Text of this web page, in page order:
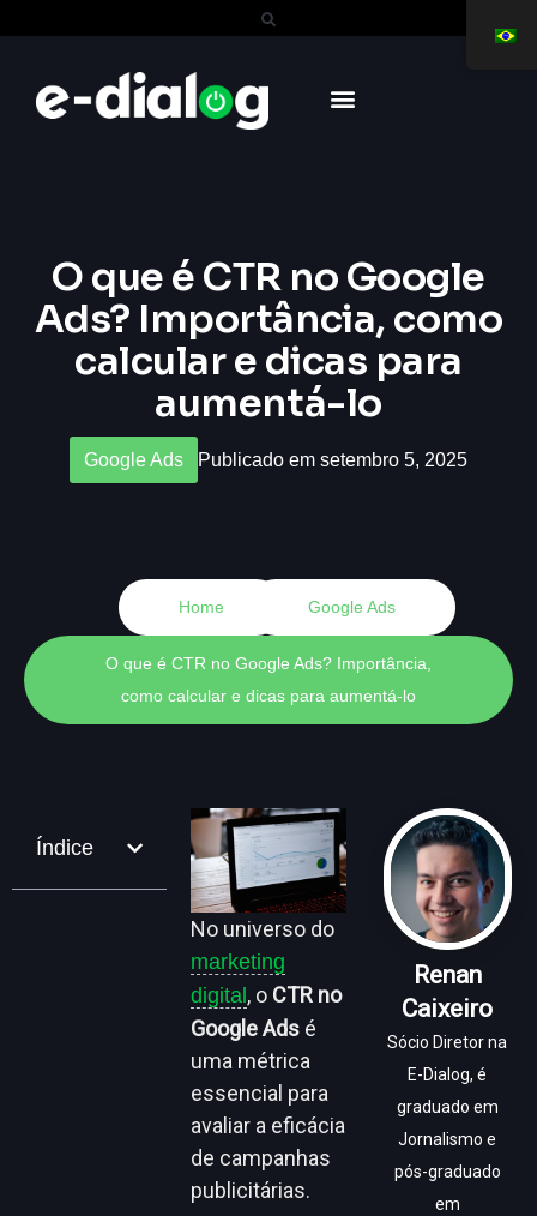
O que é CTR no Google
Ads? Importância, como
calcular e dicas para
aumentá-lo
Google Ads Publicado em setembro 5, 2025
Home Google Ads
O que é CTR no Google Ads? Importância,
como calcular e dicas para aumentá-lo
Índice
No universo do
marketing
digital, o CTR no
Google Ads é
uma métrica
essencial para
avaliar a eficácia
de campanhas
publicitárias.
Renan
Caixeiro
Sócio Diretor na
E-Dialog, é
graduado em
Jornalismo e
pós-graduado
em